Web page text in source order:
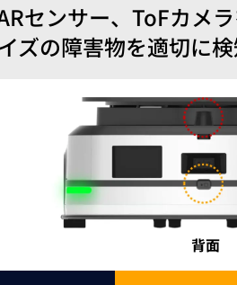
センサー、ToFカメ
ズの障害物を適切に検
背面